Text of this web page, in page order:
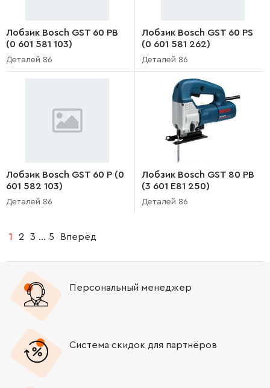
Лобзик Bosch GST 60 PB
(0 601 581 103)
Деталей 86
Лобзик Bosch GST 60 PS
(0 601 581 262)
Деталей 86
Лобзик Bosch GST 60 P (0
601 582 103)
Деталей 86
Лобзик Bosch GST 80 PB
(3 601 E81 250)
Деталей 86
1 2 3 ... 5 Вперёд
Персональный менеджер
Система скидок для партнёров